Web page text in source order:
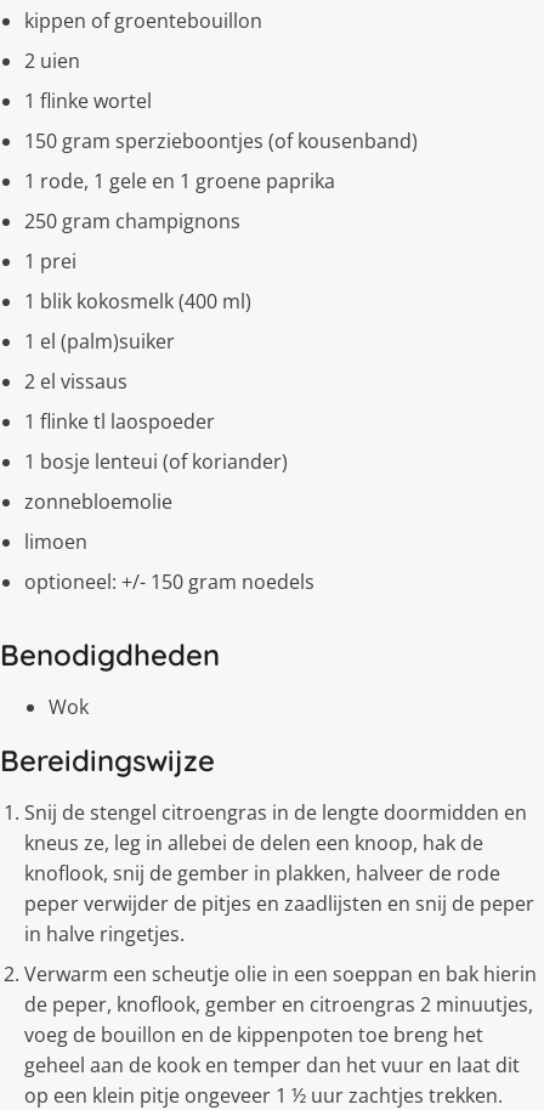
kippen of groentebouillon
2 uien
1 flinke wortel
150 gram sperzieboontjes (of kousenband)
1 rode, 1 gele en 1 groene paprika
250 gram champignons
1 prei
1 blik kokosmelk (400 ml)
1 el (palm)suiker
2 el vissaus
1 flinke tl laospoeder
1 bosje lenteui (of koriander)
zonnebloemolie
limoen
optioneel: +/- 150 gram noedels
Benodigdheden
Wok
Bereidingswijze
Snij de stengel citroengras in de lengte doormidden en
kneus ze, leg in allebei de delen een knoop, hak de
knoflook, snij de gember in plakken, halveer de rode
peper verwijder de pitjes en zaadlijsten en snij de peper
in halve ringetjes.
Verwarm een scheutje olie in een soeppan en bak hierin
de peper, knoflook, gember en citroengras 2 minuutjes,
voeg de bouillon en de kippenpoten toe breng het
geheel aan de kook en temper dan het vuur en laat dit
op een klein pitje ongeveer 1 ½ uur zachtjes trekken.